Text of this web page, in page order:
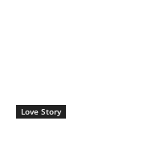
Love Story